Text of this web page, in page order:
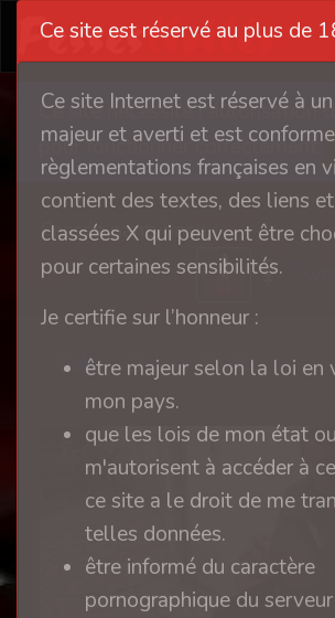
Ce site nécessite l'autorisation
pour fonctionner correctement
Fessée pantyhose
0 Retour à l'album
Ce site est réservé au plus de
Ce site Internet est réservé à
majeur et averti et est
règlementations françaises en
contient des textes, des liens
classées X qui peuvent être
pour certaines sensibilités.
Je certifie sur l’honneur :
être majeur selon la loi en
mon pays.
que les lois de mon état
m'autorisent à accéder à
ce site a le droit de me
telles données.
être informé du caractère
pornographique du